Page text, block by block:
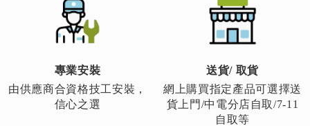
專業安裝
由供應商合資格技工安裝，
信心之選
送貨/ 取貨
網上購買指定產品可選擇送
貨上門/中電分店自取/7-11
自取等